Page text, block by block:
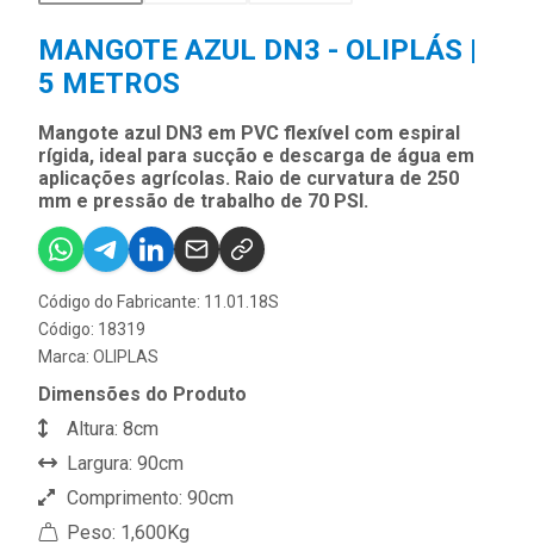
MANGOTE AZUL DN3 - OLIPLÁS |
5 METROS
Mangote azul DN3 em PVC flexível com espiral
rígida, ideal para sucção e descarga de água em
aplicações agrícolas. Raio de curvatura de 250
mm e pressão de trabalho de 70 PSI.
Código do Fabricante: 11.01.18S
Código: 18319
Marca: OLIPLAS
Dimensões do Produto
Altura: 8cm
Largura: 90cm
Comprimento: 90cm
Peso: 1,600Kg